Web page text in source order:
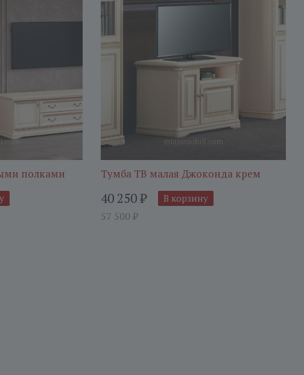
полками Тумба ТВ малая Джоконда крем
40 250₽
57 500 ₽
В корзину